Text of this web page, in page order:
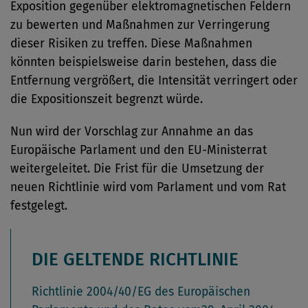
Exposition gegenüber elektromagnetischen Feldern
zu bewerten und Maßnahmen zur Verringerung
dieser Risiken zu treffen. Diese Maßnahmen
könnten beispielsweise darin bestehen, dass die
Entfernung vergrößert, die Intensität verringert oder
die Expositionszeit begrenzt würde.
Nun wird der Vorschlag zur Annahme an das
Europäische Parlament und den EU-Ministerrat
weitergeleitet. Die Frist für die Umsetzung der
neuen Richtlinie wird vom Parlament und vom Rat
festgelegt.
DIE GELTENDE RICHTLINIE
Richtlinie 2004/40/EG des Europäischen